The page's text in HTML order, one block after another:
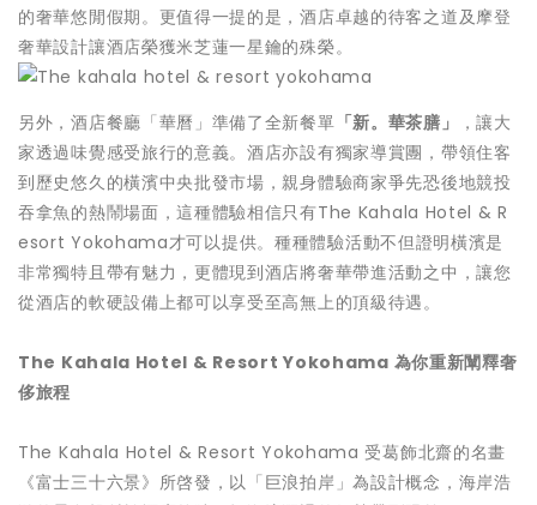
的奢華悠閒假期。更值得一提的是，酒店卓越的待客之道及摩登
奢華設計讓酒店榮獲米芝蓮一星鑰的殊榮。
另外，酒店餐廳「華曆」準備了全新餐單 「新。華茶膳」
，讓大
家透過味覺感受旅行的意義。酒店亦設有獨家導賞團，帶領住客
到歷史悠久的橫濱中央批發市場，親身體驗商家爭先恐後地競投
吞拿魚的熱鬧場面，這種體驗相信只有The Kahala Hotel & R
esort Yokohama才可以提供。種種體驗活動不但證明橫濱是
非常獨特且帶有魅力，更體現到酒店將奢華帶進活動之中，讓您
從酒店的軟硬設備上都可以享受至高無上的頂級待遇。
The Kahala Hotel & Resort Yokohama 為你重新闡釋奢
侈旅程
The Kahala Hotel & Resort Yokohama 受葛飾北齋的名畫
《富士三十六景》所啓發，以「巨浪拍岸」為設計概念，海岸浩